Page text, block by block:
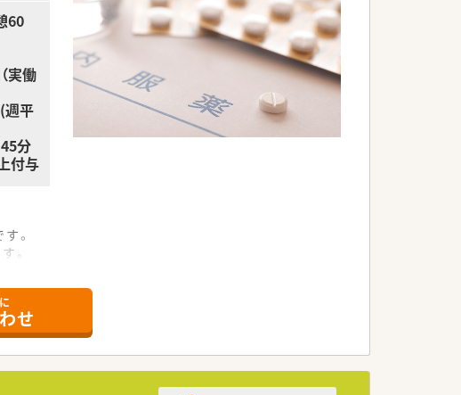
・保養所など、
す。
60
実働
週平
分
付与
。
。
。
す。
です。
せ